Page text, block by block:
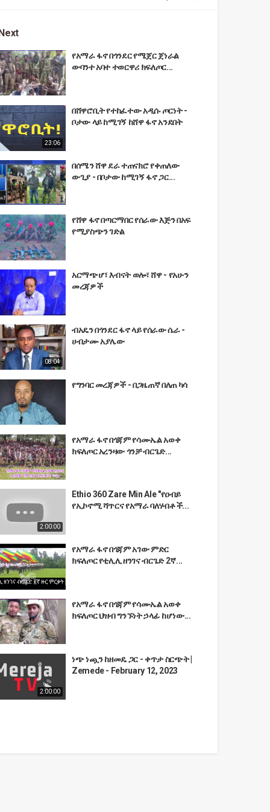
የአማራ ፋኖ በጎንደር የሜጀር ጀነራል
ውባንተ አባተ ተወርዋሪ ክፍለጦር...
23:06
በሸዋሮቢት የተከፈተው አዲሱ ጦርነት -
ቦታው ላይ ከሚገኝ ከሸዋ ፋኖ አንደበት
በሰሜን ሸዋ ደራ ተጠናክሮ የቀጠለው
ውጊያ - በቦታው ከሚገኝ ፋኖ ጋር...
የሸዋ ፋኖ በጣርማበር የሰራው እጅን በአፍ
የሚያስጭን ገድል
አርማጭሆ፣ እብናት ወሎ፣ ሸዋ - የአሁን
መረጃዎች
08:04
ብአዴን በጎንደር ፋኖ ላይ የሰራው ሴራ -
ሀብታሙ አያሌው
የግንባር መረጃዎች - በጋዜጠኛ በለጠ ካሳ
የአማራ ፋኖ በጎጃም የሳሙኤል አወቀ
ክፍለጦር አረንዛው ጎንቻ ብርጌድ...
2:00:00
Ethio 360 Zare Min Ale "የዐብይ
የኢኮኖሚ ሻጥርና የአማራ ባለሃብቶች...
የአማራ ፋኖ በጎጃም አገው ምድር
ክፍለጦር የቲሊሊ ዘንገና ብርጌድ 2ኛ...
የአማራ ፋኖ በጎጃም የሳሙኤል አወቀ
ክፍለጦር ህዝብ ግንኙነት ኃላፊ ከሆነው...
2:00:00
ነጭ ነጯን ከዘመዴ ጋር - ቀጥታ ስርጭት |
Zemede - February 12, 2023